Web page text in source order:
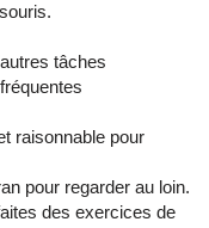
tâches
raisonnable pour
pour regarder au loin.
des exercices de